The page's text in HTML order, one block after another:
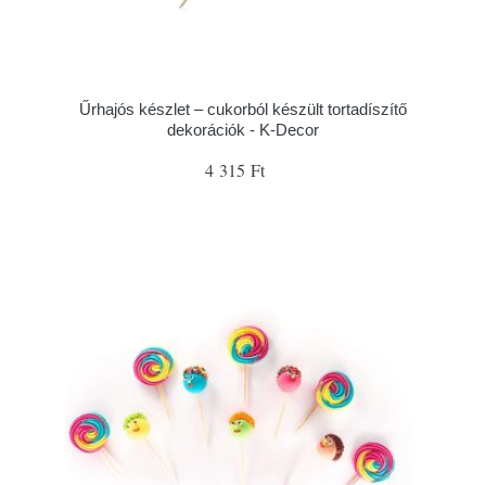
Űrhajós készlet – cukorból készült tortadíszítő
dekorációk - K-Decor
4 315 Ft